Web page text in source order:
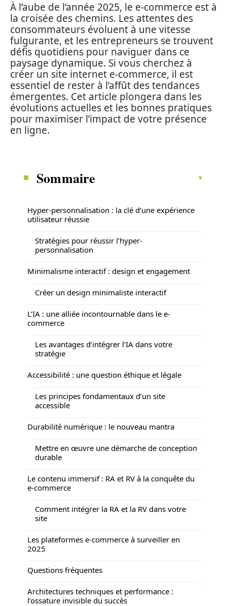
À l’aube de l’année 2025, le e-commerce est à
la croisée des chemins. Les attentes des
consommateurs évoluent à une vitesse
fulgurante, et les entrepreneurs se trouvent
défis quotidiens pour naviguer dans ce
paysage dynamique. Si vous cherchez à
créer un site internet e-commerce, il est
essentiel de rester à l’affût des tendances
émergentes. Cet article plongera dans les
évolutions actuelles et les bonnes pratiques
pour maximiser l’impact de votre présence
en ligne.
Sommaire
Hyper-personnalisation : la clé d’une expérience
utilisateur réussie
Stratégies pour réussir l’hyper-
personnalisation
Minimalisme interactif : design et engagement
Créer un design minimaliste interactif
L’IA : une alliée incontournable dans le e-
commerce
Les avantages d’intégrer l’IA dans votre
stratégie
Accessibilité : une question éthique et légale
Les principes fondamentaux d’un site
accessible
Durabilité numérique : le nouveau mantra
Mettre en œuvre une démarche de conception
durable
Le contenu immersif : RA et RV à la conquête du
e-commerce
Comment intégrer la RA et la RV dans votre
site
Les plateformes e-commerce à surveiller en
2025
Questions fréquentes
Architectures techniques et performance :
l’ossature invisible du succès